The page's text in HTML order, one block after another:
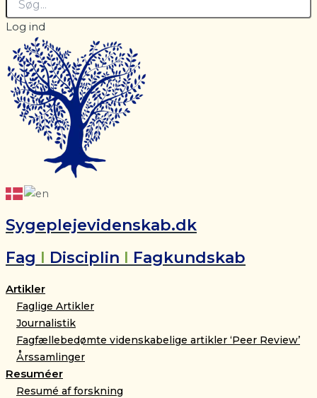
Log ind
Sygeplejevidenskab.dk
Fag I Disciplin I Fagkundskab
Artikler
Faglige Artikler
Journalistik
Fagfællebedømte videnskabelige artikler ‘Peer Review’
Årssamlinger
Resuméer
Resumé af forskning